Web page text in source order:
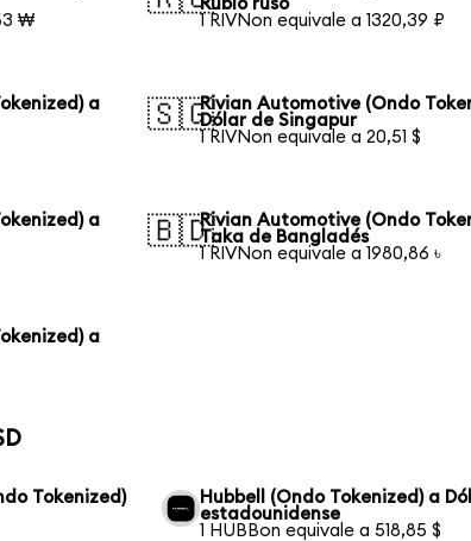
₩
Rublo ruso
1 RIVNon equivale a 1320,39 ₽
a
🇸🇬Rivian Automotive (Ondo
Dólar de Singapur
1 RIVNon equivale a 20,51 $
a
🇧🇩Rivian Automotive (Ondo
Taka de Bangladés
1 RIVNon equivale a 1980,86 ৳
a
Tokenized)
Hubbell (Ondo Tokenized) a
estadounidense
1 HUBBon equivale a 518,85 $